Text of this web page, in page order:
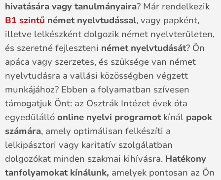
hivatására vagy tanulmányaira? Már rendelkezik
B1 szintű német nyelvtudással, vagy papként,
illetve lelkészként dolgozik német nyelvterületen,
és szeretné fejleszteni német nyelvtudását? Ön
apáca vagy szerzetes, és szüksége van német
nyelvtudásra a vallási közösségben végzett
munkájához? Ebben a folyamatban szívesen
támogatjuk Önt: az Osztrák Intézet évek óta
egyedülálló online nyelvi programot kínál papok
számára, amely optimálisan felkészíti a
lelkipásztori vagy karitatív szolgálatban
dolgozókat minden szakmai kihívásra. Hatékony
tanfolyamokat kínálunk, amelyek pontosan az Ön